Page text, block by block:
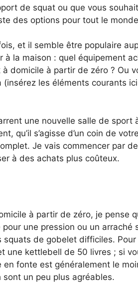
de squat ou que vous
des options pour tout le
et il semble être populaire
à la maison : quel équipement
domicile à partir de zéro ? Ou
les éléments courants
une nouvelle salle de sport
qu’il s’agisse d’un coin de
Je vais commencer par
à des achats plus coûteux.
à partir de zéro, je pense
une pression ou un arraché
de gobelet difficiles.
une kettlebell de 50 livres ; si
fonte est généralement le
un peu plus agréables.